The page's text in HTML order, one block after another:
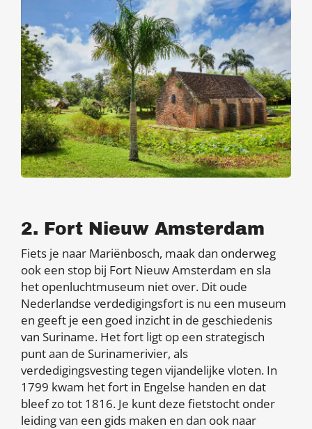
2. Fort Nieuw Amsterdam
Fiets je naar Mariënbosch, maak dan onderweg
ook een stop bij Fort Nieuw Amsterdam en sla
het openluchtmuseum niet over. Dit oude
Nederlandse verdedigingsfort is nu een museum
en geeft je een goed inzicht in de geschiedenis
van Suriname. Het fort ligt op een strategisch
punt aan de Surinamerivier, als
verdedigingsvesting tegen vijandelijke vloten. In
1799 kwam het fort in Engelse handen en dat
bleef zo tot 1816. Je kunt deze fietstocht onder
leiding van een gids maken en dan ook naar